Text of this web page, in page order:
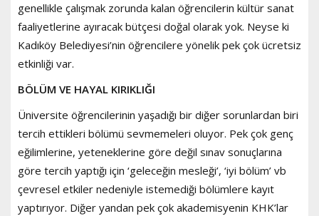
genellikle çalışmak zorunda kalan öğrencilerin kültür sanat
faaliyetlerine ayıracak bütçesi doğal olarak yok. Neyse ki
Kadıköy Belediyesi’nin öğrencilere yönelik pek çok ücretsiz
etkinliği var.
BÖLÜM VE HAYAL KIRIKLIĞI
Üniversite öğrencilerinin yaşadığı bir diğer sorunlardan biri
tercih ettikleri bölümü sevmemeleri oluyor. Pek çok genç
eğilimlerine, yeteneklerine göre değil sınav sonuçlarına
göre tercih yaptığı için ‘geleceğin mesleği’, ‘iyi bölüm’ vb
çevresel etkiler nedeniyle istemediği bölümlere kayıt
yaptırıyor. Diğer yandan pek çok akademisyenin KHK’lar